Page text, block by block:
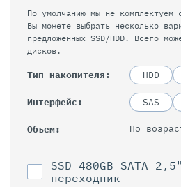
По умолчанию мы не комплектуем
Вы можете выбрать несколько
предложенных SSD/HDD. Всего
дисков.
Тип накопителя HDD
Интерфейс SAS
Объем По
SSD 480GB SATA
переходник